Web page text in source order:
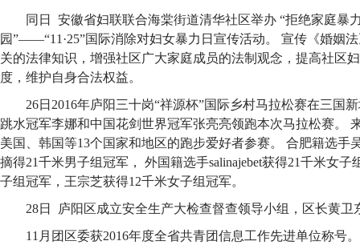
同日 安徽省妇联联合海棠街道清华社区举办 “拒绝家庭暴
园”——“11·25”国际消除对妇女暴力日宣传活动。 宣传《婚姻
关的法律知识，增强社区广大家庭成员的法制观念，提高社区
度，维护自身合法权益。
26日2016年庐阳三十岗“祥源杯”国际乡村马拉松赛在三国
跳水冠军李娜和中国花剑世界冠军张亮亮领跑本次马拉松赛。
美国、韩国等13个国家和地区的跑步爱好者参赛。 合肥籍选手
摘得21千米男子组冠军， 外国籍选手salinajebet获得21千米女
子组冠军，王宗芝获得12千米女子组冠军。
28日 庐阳区成立安全生产大检查督查领导小组，区长黄卫
11月团区委获2016年度全省共青团信息工作先进单位称号。